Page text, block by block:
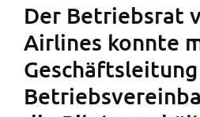
Der Betriebsrat
Airlines konnte